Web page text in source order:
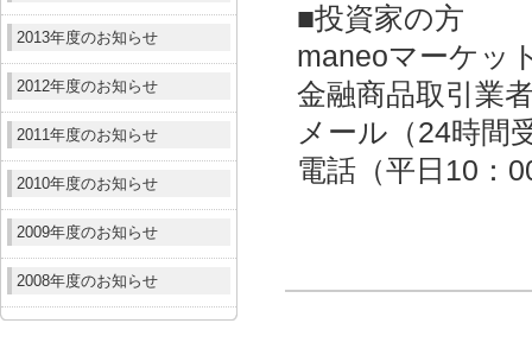
2013年度のお知らせ
2012年度のお知らせ
2011年度のお知らせ
2010年度のお知らせ
2009年度のお知らせ
2008年度のお知らせ
■投資家の方
maneoマーケッ
金融商品取引業
メール（24時間
電話（平日10：